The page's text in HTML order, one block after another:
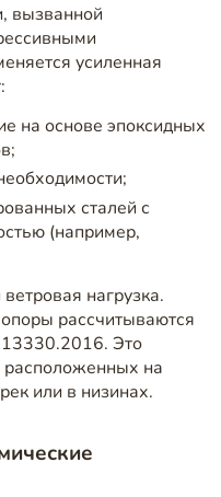
вызванной
усиленная
на основе эпоксидных
сталей с
(например,
нагрузка.
рассчитываются
Это
расположенных на
или в низинах.